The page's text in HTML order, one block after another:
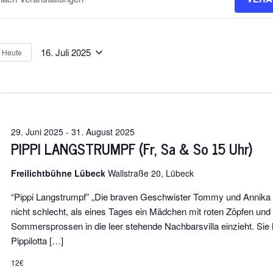
Heute 16. Juli 2025
PIPPI LANGSTRUMPF (Fr, Sa & So 15 Uhr)
29. Juni 2025- 31. August 2025
Freilichtbühne Lübeck Wallstraße 20, Lübeck
“Pippi Langstrumpf” „Die braven Geschwister Tommy und
nicht schlecht, als eines Tages ein Mädchen mit roten Zöpfen und
Sommersprossen in die leer stehende Nachbarsvilla einzieht. Sie
Pippilotta […]
12€